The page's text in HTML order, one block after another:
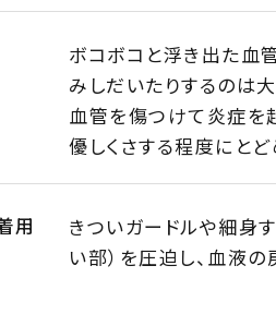
ボコボコと浮き出た血
みしだいたりするのは
血管を傷つけて炎症を
優しくさする程度にとど
用
きついガードルや細身
い部）を圧迫し、血液